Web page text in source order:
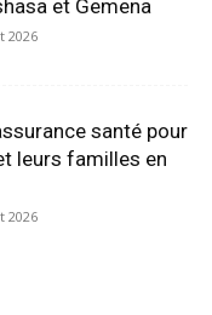
et Gemena
2026
santé pour
leurs familles en
2026